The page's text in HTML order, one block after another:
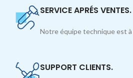
SERVICE APRÉS VENTES.
Notre équipe technique est
SUPPORT CLIENTS.